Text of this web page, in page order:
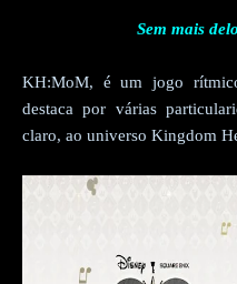
Sem mais
KH:MoM, é um jogo
destaca por várias
claro, ao universo Kingdom